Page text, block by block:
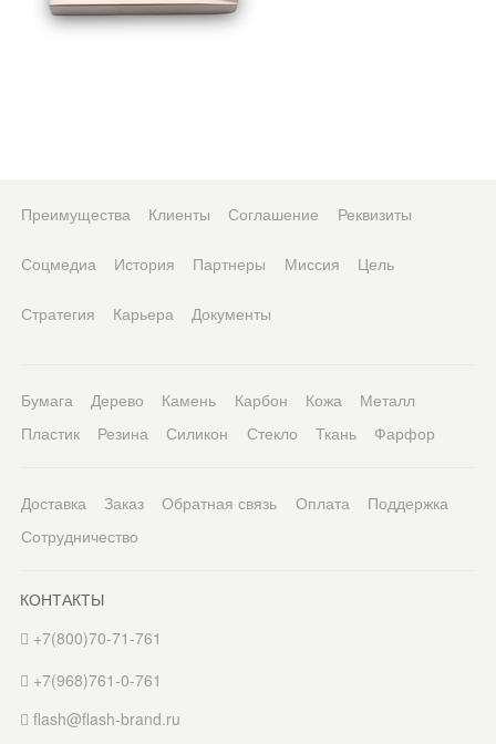
Преимущества Клиенты Соглашение Реквизиты
Соцмедиа История Партнеры Миссия Цель
Стратегия Карьера Документы
Бумага Дерево Камень Карбон Кожа
Металл
Пластик
Резина Силикон Стекло Ткань Фарфор
Доставка Заказ Обратная связь Оплата
Поддержка
Сотрудничество
КОНТАКТЫ
+7(800)70-71-761
+7(968)761-0-761
flash@flash-brand.ru